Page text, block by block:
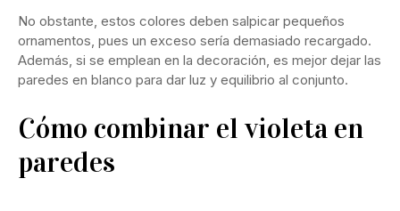
No obstante, estos colores deben salpicar pequeños
ornamentos, pues un exceso sería demasiado recargado.
Además, si se emplean en la decoración, es mejor dejar las
paredes en blanco para dar luz y equilibrio al conjunto.
Cómo combinar el violeta en
paredes